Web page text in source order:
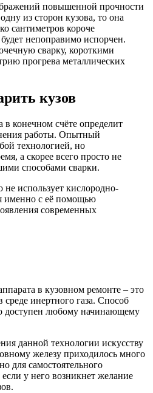
повышенной прочности
из сторон кузова, то она
сантиметров короче
непоправимо испорчен.
сварку, короткими
прогрева металлических
кузов
конечном счёте определит
работы. Опытный
технологией, но
а скорее всего просто не
способами сварки.
использует кислородно-
именно с её помощью
современных
в кузовном ремонте – это
инертного газа. Способ
доступен любому начинающему
данной технологии искусству
железу приходилось много
для самостоятельного
у него возникнет желание